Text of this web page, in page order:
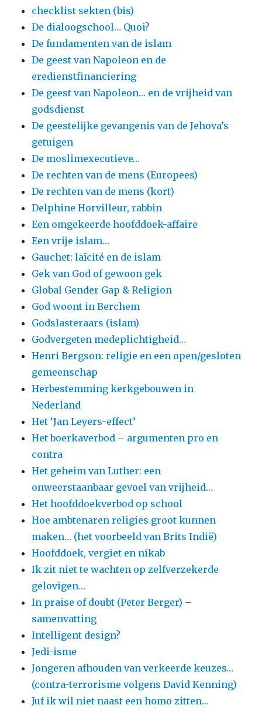
checklist sekten (bis)
De dialoogschool… Quoi?
De fundamenten van de islam
De geest van Napoleon en de
eredienstfinanciering
De geest van Napoleon… en de vrijheid van
godsdienst
De geestelijke gevangenis van de Jehova’s
getuigen
De moslimexecutieve…
De rechten van de mens (Europees)
De rechten van de mens (kort)
Delphine Horvilleur, rabbin
Een omgekeerde hoofddoek-affaire
Een vrije islam…
Gauchet: laïcité en de islam
Gek van God of gewoon gek
Global Gender Gap & Religion
God woont in Berchem
Godslasteraars (islam)
Godvergeten medeplichtigheid…
Henri Bergson: religie en een open/gesloten
gemeenschap
Herbestemming kerkgebouwen in
Nederland
Het ‘Jan Leyers-effect’
Het boerkaverbod – argumenten pro en
contra
Het geheim van Luther: een
onweerstaanbaar gevoel van vrijheid…
Het hoofddoekverbod op school
Hoe ambtenaren religies groot kunnen
maken… (het voorbeeld van Brits Indië)
Hoofddoek, vergiet en nikab
Ik zit niet te wachten op zelfverzekerde
gelovigen…
In praise of doubt (Peter Berger) –
samenvatting
Intelligent design?
Jedi-isme
Jongeren afhouden van verkeerde keuzes…
(contra-terrorisme volgens David Kenning)
Juf ik wil niet naast een homo zitten…